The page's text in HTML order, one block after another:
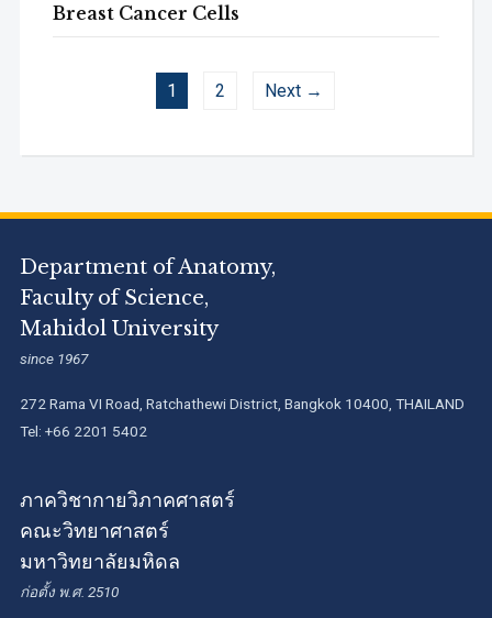
Breast Cancer Cells
1 2 Next →
Department of Anatomy,
Faculty of Science,
Mahidol University
since 1967
272 Rama VI Road, Ratchathewi District, Bangkok 10400, THAILAND
Tel: +66 2201 5402
ภาควิชากายวิภาคศาสตร์
คณะวิทยาศาสตร์
มหาวิทยาลัยมหิดล
ก่อตั้ง พ.ศ. 2510